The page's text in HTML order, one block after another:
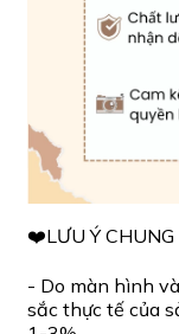
❤️LƯU Ý CHUNG
- Do màn hình
sắc thực tế của